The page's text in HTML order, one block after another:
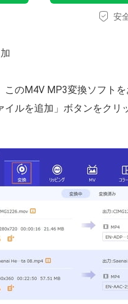
安
のM4V MP3変換ソフト
ルを追加」ボタンをク